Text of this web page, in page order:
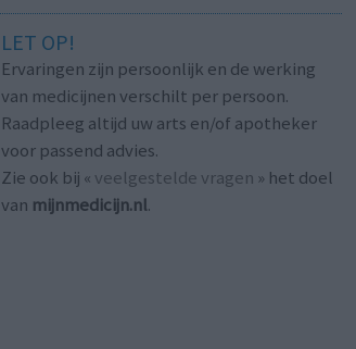
LET OP!
Ervaringen zijn persoonlijk en de werking
van medicijnen verschilt per persoon.
Raadpleeg altijd uw arts en/of apotheker
voor passend advies.
Zie ook bij « veelgestelde vragen » het doel
van mijnmedicijn.nl.